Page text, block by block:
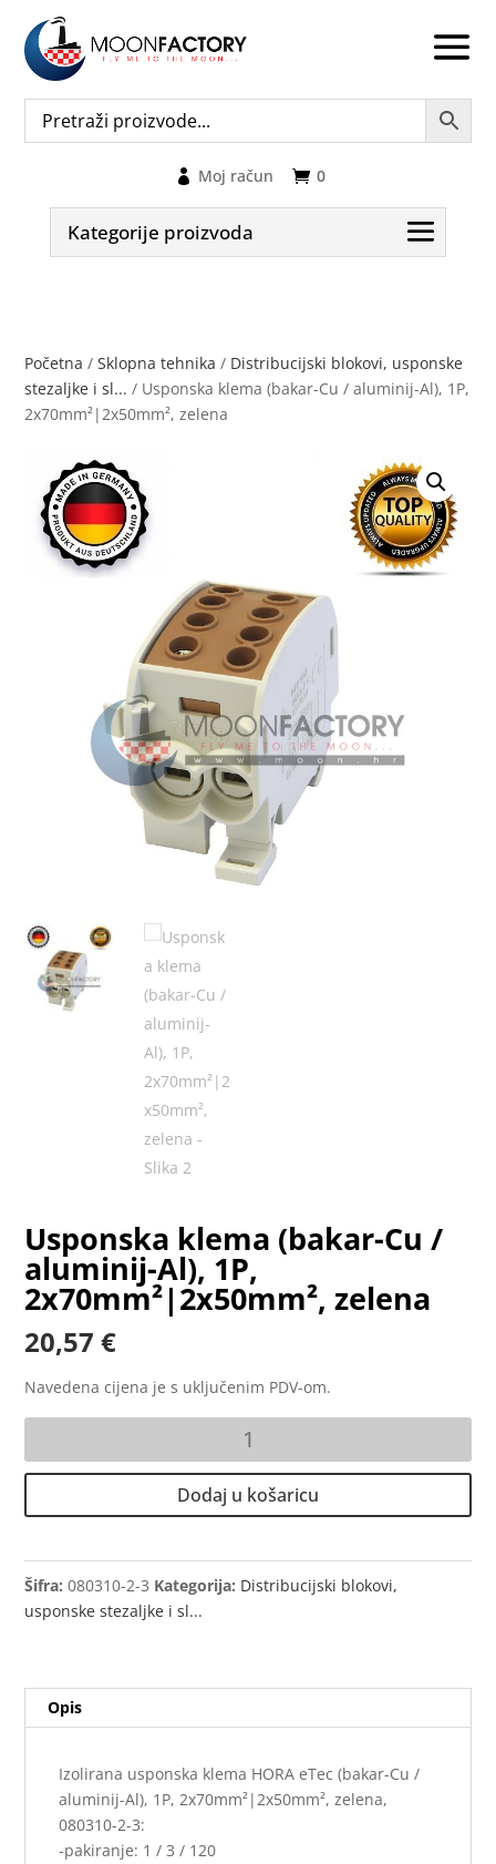
0
Moj račun
Kategorije proizvoda
Početna /Sklopna tehnika / Distribucijski blokovi, usponske
stezaljke i sl... / Usponska klema (bakar-Cu / aluminij-Al), 1P,
2x70mm²|2x50mm², zelena
Usponska klema (bakar-Cu /
aluminij-Al), 1P,
2x70mm²|2x50mm², zelena
20,57€
Navedena cijena je s uključenim PDV-om.
(bakar-
aluminij-
Al),
1P,
količina
Dodaj u košaricu
Šifra:080310-2-3 Kategorija: Distribucijski blokovi,
usponske stezaljke i sl...
Opis
Izolirana usponska klema HORA eTec (bakar-Cu /
aluminij-Al), 1P, 2x70mm²|2x50mm², zelena,
080310-2-3:
-pakiranje: 1 / 3 / 120